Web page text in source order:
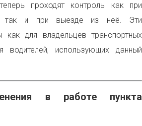
проходят контроль как при
так и при выезде из неё. Эти
как для владельцев транспортных
водителей, использующих данный
в работе пункта